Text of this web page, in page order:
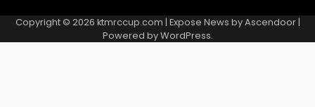
Copyright © 2026 ktmrccup.com | Expose News byAscendoor|
Powered byWordPress.